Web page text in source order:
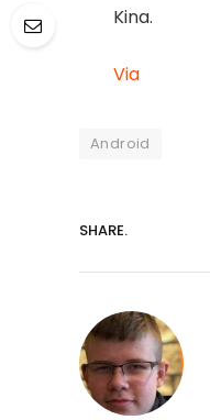
Kina.
Via
Android
SHARE.